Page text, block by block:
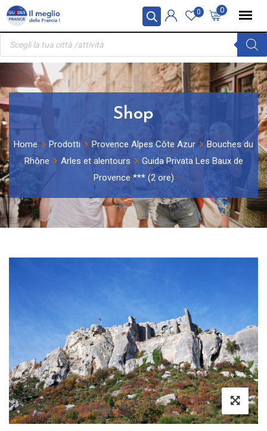
Pannello di gestione dei cookies
Skip
content
0
0
Ricerca
prodotti
Shop
Home Prodotti Provence Alpes Côte Azur
Bouches du
Rhône
Arles et alentours
Guida Privata Les Baux de
Provence *** (2 ore)